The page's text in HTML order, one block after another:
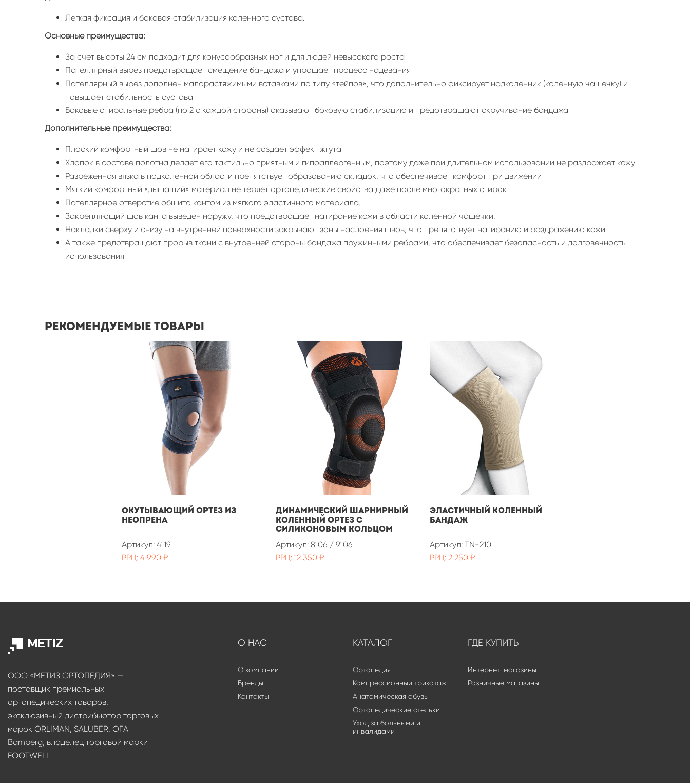
Легкая фиксация и боковая стабилизация коленного сустава.
Основные преимущества:
За счет высоты 24 см подходит для конусообразных ног и для людей невысокого роста
Пателлярный вырез предотвращает смещение бандажа и упрощает процесс надевания
Пателлярный вырез дополнен малорастяжимыми вставками по типу «тейпов», что дополнительно фиксирует надколенник (коленную чашечку) и
повышает стабильность сустава
Боковые спиральные ребра (по 2 с каждой стороны) оказывают боковую стабилизацию и предотвращают скручивание бандажа
Дополнительные преимущества:
Плоский комфортный шов не натирает кожу и не создает эффект жгута
Хлопок в составе полотна делает его тактильно приятным и гипоаллергенным, поэтому даже при длительном использовании не раздражает кожу
Разреженная вязка в подколенной области препятствует образованию складок, что обеспечивает комфорт при движении
Мягкий комфортный «дышащий» материал не теряет ортопедические свойства даже после многократных стирок
Пателлярное отверстие обшито кантом из мягкого эластичного материала.
Закрепляющий шов канта выведен наружу, что предотвращает натирание кожи в области коленной чашечки.
Накладки сверху и снизу на внутренней поверхности закрывают зоны наслоения швов, что препятствует натиранию и раздражению кожи
А также предотвращают прорыв ткани с внутренней стороны бандажа пружинными ребрами, что обеспечивает безопасность и долговечность
использования
Рекомендуемые товары
Окутывающий ортез из
неопрена
Артикул: 4119
РРЦ: 4 990 ₽
ДИНАМИЧЕСКИЙ ШАРНИРНЫЙ
КОЛЕННЫЙ ОРТЕЗ С
СИЛИКОНОВЫМ КОЛЬЦОМ
Артикул: 8106 / 9106
РРЦ: 12 350 ₽
Эластичный коленный
бандаж
Артикул: TN-210
РРЦ: 2 250 ₽
ООО «МЕТИЗ ОРТОПЕДИЯ» —
поставщик премиальных
ортопедических товаров,
эксклюзивный дистрибьютор торговых
марок ORLIMAN, SALUBER, OFA
Bamberg, владелец торговой марки
FOOTWELL
О НАС
О компании
Бренды
Контакты
КАТАЛОГ
Ортопедия
Компрессионный трикотаж
Анатомическая обувь
Ортопедические стельки
Уход за больными и
инвалидами
ГДЕ КУПИТЬ
Интернет-магазины
Розничные магазины